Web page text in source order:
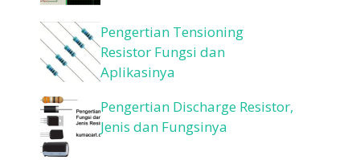
Pengertian Tensioning
Resistor Fungsi dan
Aplikasinya
Pengertian Discharge Resistor,
Jenis dan Fungsinya